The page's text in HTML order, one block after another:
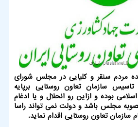
مردم سنقر و کلیایی در مجلس شورای
سازمان تعاون روستایی برپایه
بوده و ازاین رو انحلال و یا ادغام
مجلس باشد و دولت نمی تواند راسا
سازمان تعاون روستایی اقدام نماید.